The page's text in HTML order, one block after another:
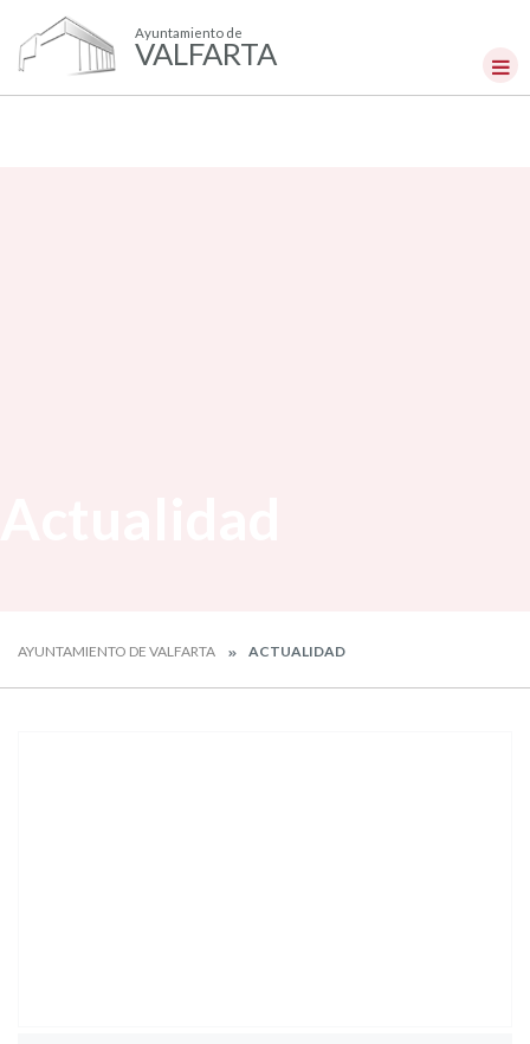
Ayuntamiento de
VALFARTA
AYUNTAMIENTO DE VALFARTA ACTUALIDAD